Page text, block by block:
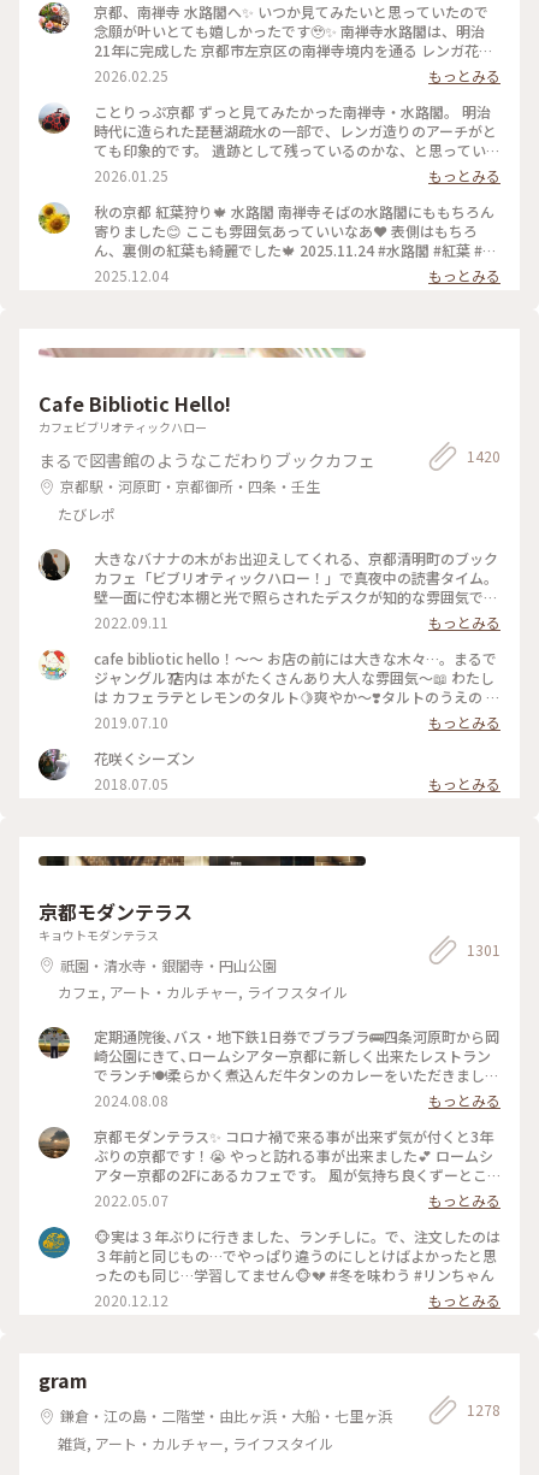
京都、南禅寺 水路閣へ✨ いつか見てみたいと思っていたので
念願が叶いとても嬉しかったです🥹✨ 南禅寺水路閣は、明治
21年に完成した 京都市左京区の南禅寺境内を通る レンガ花崗
岩造りのアーチ型水道橋。 琵琶湖疏水事業の一環として 田辺
朔郎氏が設計しました。 レトロなアーチがとても雰囲気があ
ります✨ 最後の写真は、上から見た写真です😊 帰りは水路横
の道を散策しながら 駅に向かいました👣 #南禅寺水路閣 #京都
#開運旅 #水路閣 #南禅寺
2026.02.25
もっとみる
ことりっぷ京都 ずっと見てみたかった南禅寺・水路閣。 明治
時代に造られた琵琶湖疏水の一部で、レンガ造りのアーチがと
ても印象的です。 遺跡として残っているのかな、と思っていた
のですが水路橋に上がることが出来て、琵琶湖の水が京都に流
れていく水路のすぐ横を歩くことも出来ます。けっこう感動で
した。 #開運旅#京都#南禅寺#水路閣#琵琶湖疏水
2026.01.25
もっとみる
秋の京都 紅葉狩り🍁 水路閣 南禅寺そばの水路閣にももちろん
寄りました😊 ここも雰囲気あっていいなあ❤️ 表側はもちろ
ん、裏側の紅葉も綺麗でした🍁 2025.11.24 #水路閣 #紅葉 #紅
葉狩り #京都 #ことりっぷ #秋の装い
2025.12.04 もっとみる
Cafe Bibliotic Hello!
カフェビブリオティックハロー
まるで図書館のようなこだわりブックカフェ
京都駅・河原町・京都御所・四条・壬生
たびレポ
1420
大きなバナナの木がお出迎えしてくれる、京都清明町のブック
カフェ「ビブリオティックハロー！」で真夜中の読書タイム。
壁一面に佇む本棚と光で照らされたデスクが知的な雰囲気で、
これぞ大人カフェでした。2階に貫けている本棚を見に行く
と、ちょっとスケスケの渡り廊下でスリリング。スイーツもド
リンクも美味しくて、夜遅くまでやっているのも嬉しくて。。
これは出張の度に立ち寄りそうです。築150年以上の町屋をリ
ノベしたというところも見応えあり。観光というよりも、ロー
カルに寄り添っているようで温かい空気も感じました。 #私の
ことりっぷ2022 #Myことりっぷ #京都カフェ #ブックカフ
ェ #読書 #ガトーショコラ #コーヒー
2022.09.11
もっとみる
cafe bibliotic hello！〜〜 お店の前には大きな木々…。まるで
ジャングル⁇ 店内は 本がたくさんあり大人な雰囲気〜📖 わたし
は カフェラテとレモンのタルト🍋爽やか〜❣️タルトのうえの レ
モンのドライフルーツがめちゃくちゃ美味しい❣️ カフェの横で
は パンも販売してます。こちらも魅力的でしたが またの機会
に〜 #京都#カフェ#レモンタルト
2019.07.10
もっとみる
花咲くシーズン
2018.07.05
もっとみる
京都モダンテラス
キョウトモダンテラス
祇園・清水寺・銀閣寺・円山公園
カフェ, アート・カルチャー, ライフスタイル
1301
定期通院後､バス・地下鉄1日券でブラブラ🚌四条河原町から岡
崎公園にきて､ロームシアター京都に新しく出来たレストラン
でランチ🍽️柔らかく煮込んだ牛タンのカレーをいただきました
🍛 #グルメ #ランチ #カレー
2024.08.08
もっとみる
京都モダンテラス✨ コロナ禍で来る事が出来ず気が付くと3年
ぶりの京都です！😭 やっと訪れる事が出来ました💕 ロームシ
アター京都の2Fにあるカフェです。 風が気持ち良くずーとこ
こで時間を過ごしていたいカフェです🥰 スズメが残したケー
キのくずを食べにテーブルの上にやってきてました😆 #Myこ
とりっぷ #春風さんぽ
2022.05.07
もっとみる
🐵実は３年ぶりに行きました、ランチしに。で、注文したのは
３年前と同じもの…でやっぱり違うのにしとけばよかったと思
ったのも同じ…学習してません🐵💔 #冬を味わう #リンちゃん
2020.12.12
もっとみる
gram
鎌倉・江の島・二階堂・由比ヶ浜・大船・七里ヶ浜
雑貨, アート・カルチャー, ライフスタイル
1278